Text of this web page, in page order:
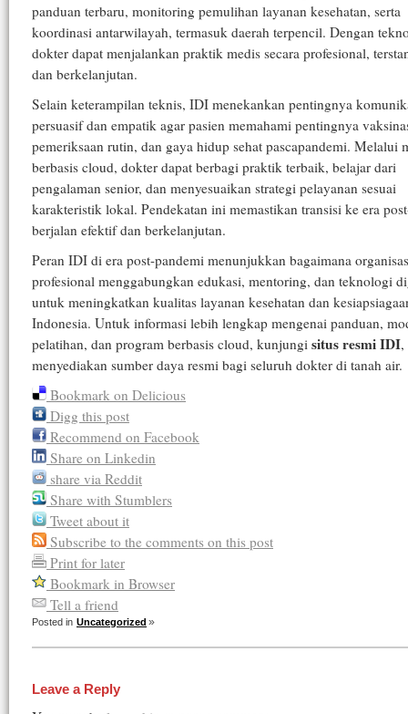
panduan terbaru, monitoring pemulihan layanan kesehatan, serta
koordinasi antarwilayah, termasuk daerah terpencil. Dengan
dokter dapat menjalankan praktik medis secara profesional,
dan berkelanjutan.
Selain keterampilan teknis, IDI menekankan pentingnya
persuasif dan empatik agar pasien memahami pentingnya
pemeriksaan rutin, dan gaya hidup sehat pascapandemi. Melalui
berbasis cloud, dokter dapat berbagi praktik terbaik, belajar dari
pengalaman senior, dan menyesuaikan strategi pelayanan sesuai
karakteristik lokal. Pendekatan ini memastikan transisi ke era
berjalan efektif dan berkelanjutan.
Peran IDI di era post-pandemi menunjukkan bagaimana
profesional menggabungkan edukasi, mentoring, dan teknologi
untuk meningkatkan kualitas layanan kesehatan dan
Indonesia. Untuk informasi lebih lengkap mengenai panduan,
pelatihan, dan program berbasis cloud, kunjungi situs resmi IDI,
menyediakan sumber daya resmi bagi seluruh dokter di tanah air.
Bookmark on Delicious
Digg this post
Recommend on Facebook
Share on Linkedin
share via Reddit
Share with Stumblers
Tweet about it
Subscribe to the comments on this post
Print for later
Bookmark in Browser
Tell a friend
Posted in Uncategorized
Leave a Reply